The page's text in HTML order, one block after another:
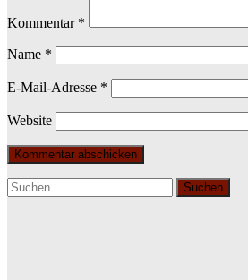
Kommentar *
Name *
E-Mail-Adresse *
Website
Suchen
nach: